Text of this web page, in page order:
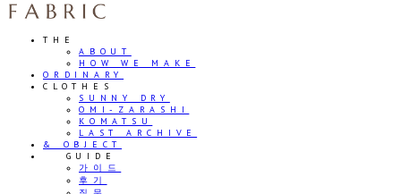
THE
ABOUT
HOW WE MAKE
ORDINARY
CLOTHES
SUNNY DRY
OMI-ZARASHI
KOMATSU
LAST ARCHIVE
& OBJECT
⠀⠀GUIDE
가이드
후기